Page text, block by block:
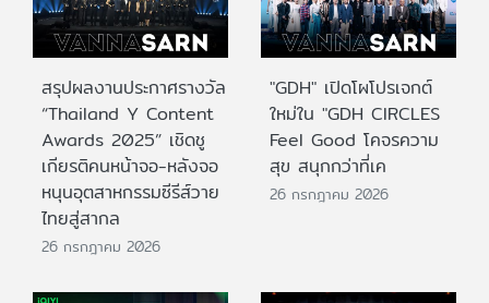
สรุปผลงานประกาศรางวัล
“Thailand Y Content
Awards 2025” เชิดชู
เกียรติคนหน้าจอ-หลังจอ
หนุนอุตสาหกรรมซีรีส์วาย
ไทยสู่สากล
26 กรกฎาคม 2026
"GDH" เปิดโผโปรเจกต์
ใหม่ใน "GDH CIRCLES
Feel Good โคจรความ
สุข สนุกกว่าที่เค
26 กรกฎาคม 2026